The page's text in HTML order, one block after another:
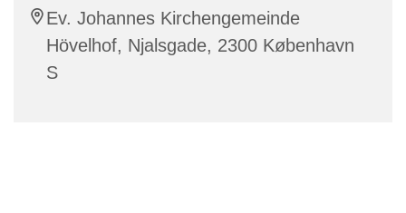
Ev. Johannes Kirchengemeinde
Hövelhof, Njalsgade, 2300 København
S